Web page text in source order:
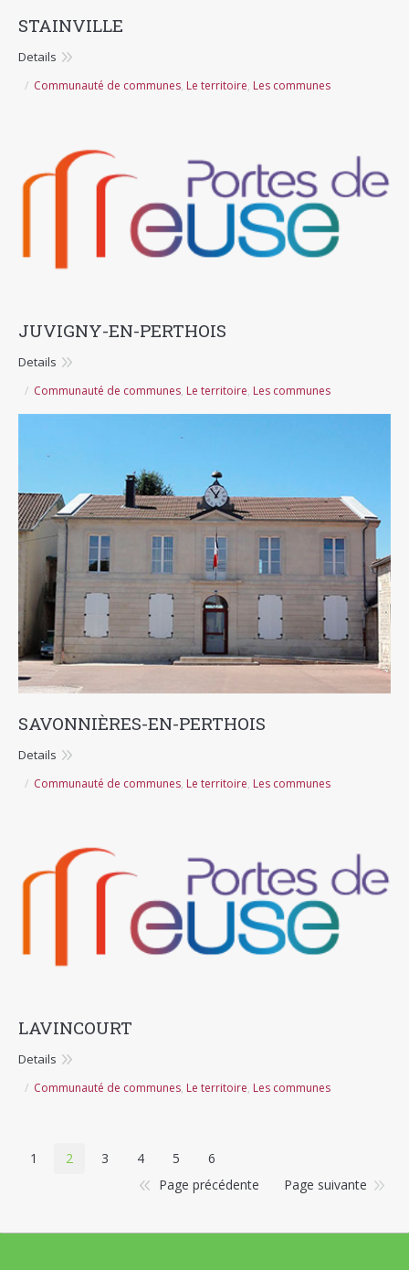
STAINVILLE
Details
Communauté de communes, Le territoire, Les communes
JUVIGNY-EN-PERTHOIS
Details
Communauté de communes, Le territoire, Les communes
SAVONNIÈRES-EN-PERTHOIS
Details
Communauté de communes, Le territoire, Les communes
LAVINCOURT
Details
Communauté de communes, Le territoire, Les communes
1 2 3 4 5
6
Page précédente
Page suivante